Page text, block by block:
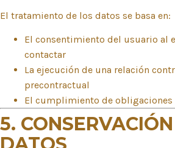
El tratamiento de los datos se basa en:
El consentimiento del usuario al
contactar
La ejecución de una relación
precontractual
El cumplimiento de obligaciones
5.